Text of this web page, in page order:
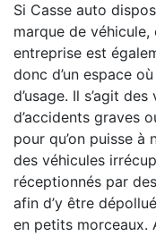
Si Casse auto
marque de
entreprise est
donc d’un espace
d’usage. Il s’agit
d’accidents graves
pour qu’on puisse
des véhicules
réceptionnés par
afin d’y être
en petits morceaux.